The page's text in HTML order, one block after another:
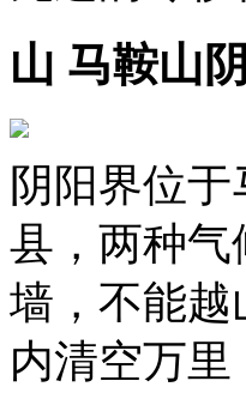
山 马鞍山
阴阳界位
县，两种气
墙，不能越
内清空万